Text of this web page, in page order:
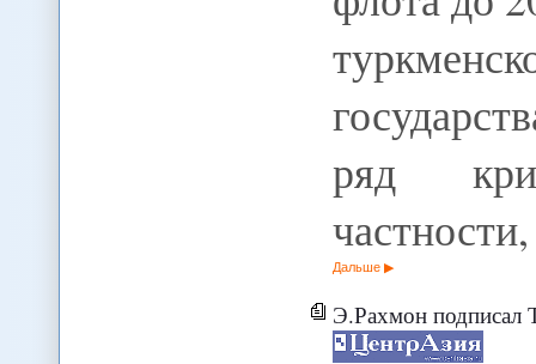
ряд
Дальше
Э.Рахмон подписал